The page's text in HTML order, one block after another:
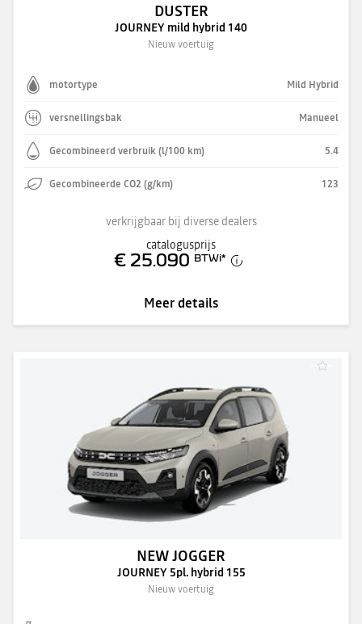
DUSTER
JOURNEY mild hybrid 140
Nieuw voertuig
motortype Mild Hybrid
versnellingsbak Manueel
Gecombineerd verbruik (l/100 km) 5.4
Gecombineerde CO2 (g/km) 123
verkrijgbaar bij diverse dealers
catalogusprijs
€ 25.090 BTWi*
Meer details
NEW JOGGER
JOURNEY 5pl. hybrid 155
Nieuw voertuig